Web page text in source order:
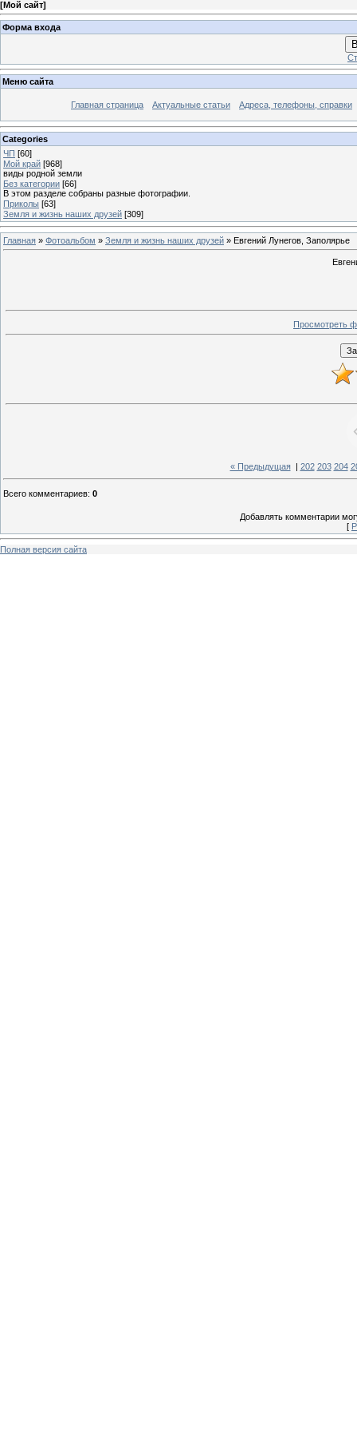
[Мой сайт]
Форма входа
Меню сайта
Главная страница Актуальные статьи Адреса, телефоны, справки
Categories
ЧП [60]
Мой край [968]
виды родной земли
Без категории [66]
В этом разделе собраны разные фотографии.
Приколы [63]
Земля и жизнь наших друзей [309]
Главная » Фотоальбом » Земля и жизнь наших друзей » Евгений Лунегов, Заполярье
Просмотреть
« Предыдущая| 202 203 204
Всего комментариев: 0
Добавлять комментарии
[
Полная версия сайта